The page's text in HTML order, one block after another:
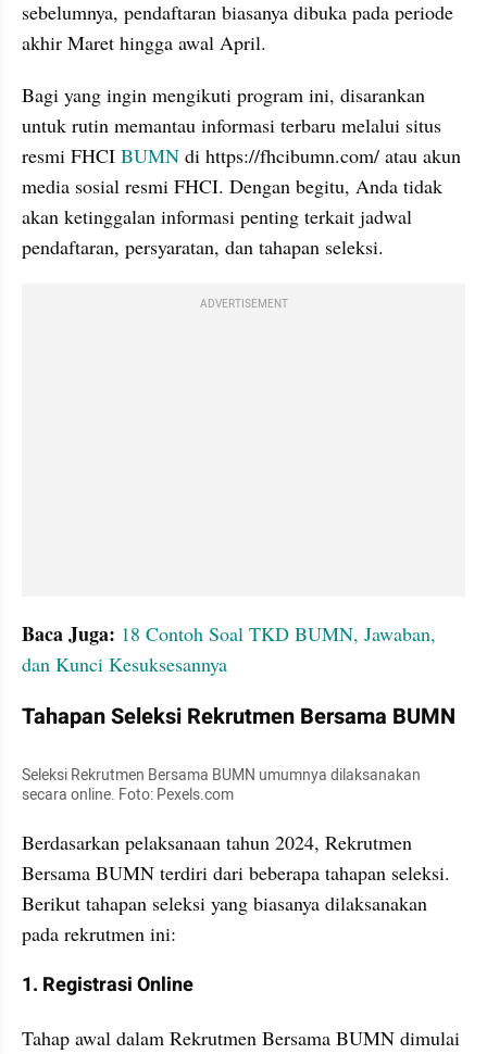
sebelumnya, pendaftaran biasanya dibuka pada periode
akhir Maret hingga awal April.
Bagi yang ingin mengikuti program ini, disarankan
untuk rutin memantau informasi terbaru melalui situs
resmi FHCI BUMN di https://fhcibumn.com/ atau akun
media sosial resmi FHCI. Dengan begitu, Anda tidak
akan ketinggalan informasi penting terkait jadwal
pendaftaran, persyaratan, dan tahapan seleksi.
ADVERTISEMENT
Baca Juga: 18 Contoh Soal TKD BUMN, Jawaban,
dan Kunci Kesuksesannya
Tahapan Seleksi Rekrutmen Bersama BUMN
Seleksi Rekrutmen Bersama BUMN umumnya dilaksanakan
secara online. Foto: Pexels.com
Berdasarkan pelaksanaan tahun 2024, Rekrutmen
Bersama BUMN terdiri dari beberapa tahapan seleksi.
Berikut tahapan seleksi yang biasanya dilaksanakan
pada rekrutmen ini:
1. Registrasi Online
Tahap awal dalam Rekrutmen Bersama BUMN dimulai